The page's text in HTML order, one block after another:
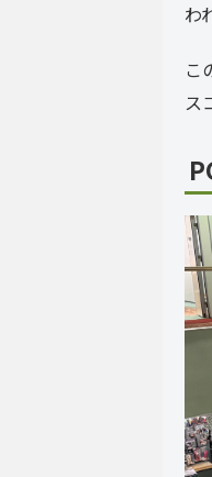
わ
こ
ス